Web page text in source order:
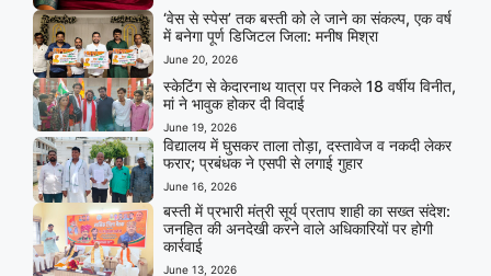
‘वेस से स्पेस’ तक बस्ती को ले जाने का संकल्प, एक वर्ष
में बनेगा पूर्ण डिजिटल जिला: मनीष मिश्रा
June 20, 2026
स्केटिंग से केदारनाथ यात्रा पर निकले 18 वर्षीय विनीत,
मां ने भावुक होकर दी विदाई
June 19, 2026
विद्यालय में घुसकर ताला तोड़ा, दस्तावेज व नकदी लेकर
फरार; प्रबंधक ने एसपी से लगाई गुहार
June 16, 2026
बस्ती में प्रभारी मंत्री सूर्य प्रताप शाही का सख्त संदेश:
जनहित की अनदेखी करने वाले अधिकारियों पर होगी
कार्रवाई
June 13, 2026